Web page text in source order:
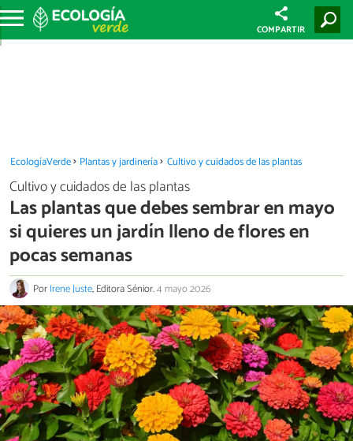
COMPARTIR
EcologíaVerde Plantas y jardinería Cultivo y cuidados de las plantas
Cultivo y cuidados de las plantas
Las plantas que debes sembrar en mayo
si quieres un jardín lleno de flores en
pocas semanas
PorIrene Juste, Editora Sénior.4 mayo 2026